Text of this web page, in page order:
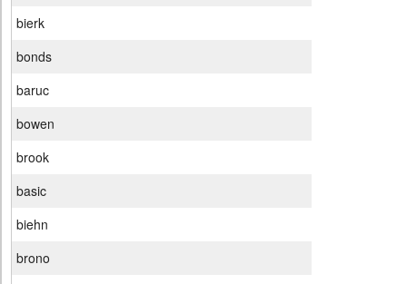
bierk
bonds
baruc
bowen
brook
basic
biehn
brono